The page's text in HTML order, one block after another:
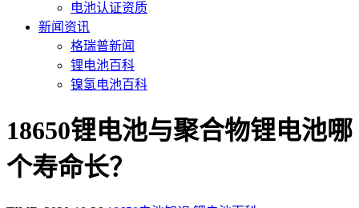
电池认证资质
新闻资讯
格瑞普新闻
锂电池百科
镍氢电池百科
18650锂电池与聚合物锂电池哪
个寿命长？